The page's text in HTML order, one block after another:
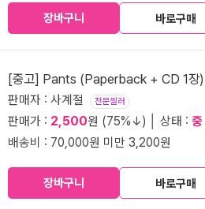
장바구니 바로구매
[중고] Pants (Paperback + CD 1장)
판매자 : 사계절 전문셀러
판매가 : 2,500원 (75%↓) │ 상태 : 중
배송비 : 70,000원 미만 3,200원
장바구니 바로구매